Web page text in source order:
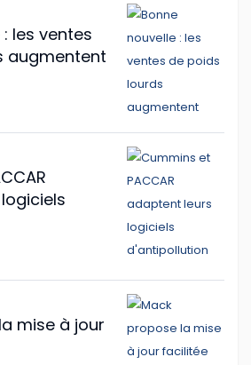
Mack Trucks franchit une
la simplification de la
avec sa nouvelle fonction Lock
et partir »), int�...
poursuit l'expansion de
semble un peu laborieux,
Hyundai Translead poursuit
les ventes
augmentent
mise à jour